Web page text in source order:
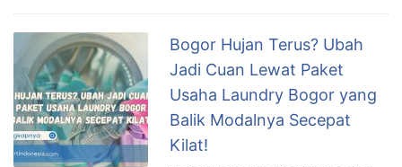
Bogor Hujan Terus? Ubah
Jadi Cuan Lewat Paket
Usaha Laundry Bogor yang
Balik Modalnya Secepat
Kilat!